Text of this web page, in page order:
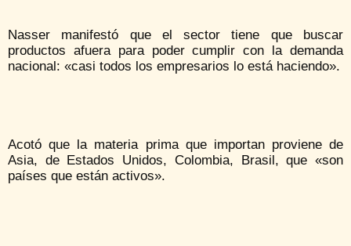
Nasser manifestó que el sector tiene que buscar
productos afuera para poder cumplir con la demanda
nacional: «casi todos los empresarios lo está haciendo».
Acotó que la materia prima que importan proviene de
Asia, de Estados Unidos, Colombia, Brasil, que «son
países que están activos».